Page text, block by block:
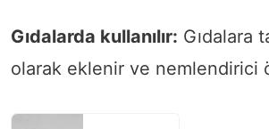
Gıdalarda kullanılır: Gıdalara
olarak eklenir ve nemlendirici